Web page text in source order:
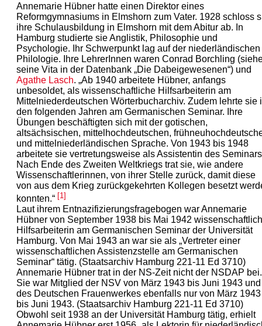
Annemarie Hübner hatte einen Direktor eines
Reformgymnasiums in Elmshorn zum Vater. 1928 schloss
ihre Schulausbildung in Elmshorn mit dem Abitur ab. In
Hamburg studierte sie Anglistik, Philosophie und
Psychologie. Ihr Schwerpunkt lag auf der niederländischen
Philologie. Ihre LehrerInnen waren Conrad Borchling
seine Vita in der Datenbank „Die Dabeigewesenen“) und
Agathe Lasch. „Ab 1940 arbeitete Hübner, anfangs
unbesoldet, als wissenschaftliche Hilfsarbeiterin am
Mittelniederdeutschen Wörterbucharchiv. Zudem lehrte sie
den folgenden Jahren am Germanischen Seminar. Ihre
Übungen beschäftigten sich mit der gotischen,
altsächsischen, mittelhochdeutschen,
und mittelniederländischen Sprache. Von 1943 bis 1948
arbeitete sie vertretungsweise als Assistentin des
Nach Ende des Zweiten Weltkriegs trat sie, wie andere
Wissenschaftlerinnen, von ihrer Stelle zurück, damit diese
von aus dem Krieg zurückgekehrten Kollegen besetzt
konnten.“ [1]
Laut ihrem Entnazifizierungsfragebogen war Annemarie
Hübner von September 1938 bis Mai 1942
Hilfsarbeiterin am Germanischen Seminar der Universität
Hamburg. Von Mai 1943 an war sie als „Vertreter einer
wissenschaftlichen Assistenzstelle am Germanischen
Seminar“ tätig. (Staatsarchiv Hamburg 221-11 Ed 3710)
Annemarie Hübner trat in der NS-Zeit nicht der NSDAP bei.
Sie war Mitglied der NSV von März 1943 bis Juni 1943 und
des Deutschen Frauenwerkes ebenfalls nur von März 1943
bis Juni 1943. (Staatsarchiv Hamburg 221-11 Ed 3710)
Obwohl seit 1938 an der Universität Hamburg tätig, erhielt